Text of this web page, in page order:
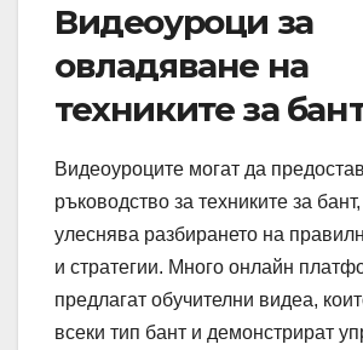
Видеоуроци за
овладяване на
техниките за
Видеоуроците могат да
ръководство за техниките за
улеснява разбирането на
и стратегии. Много онлайн
предлагат обучителни видеа,
всеки тип бант и демонстрират